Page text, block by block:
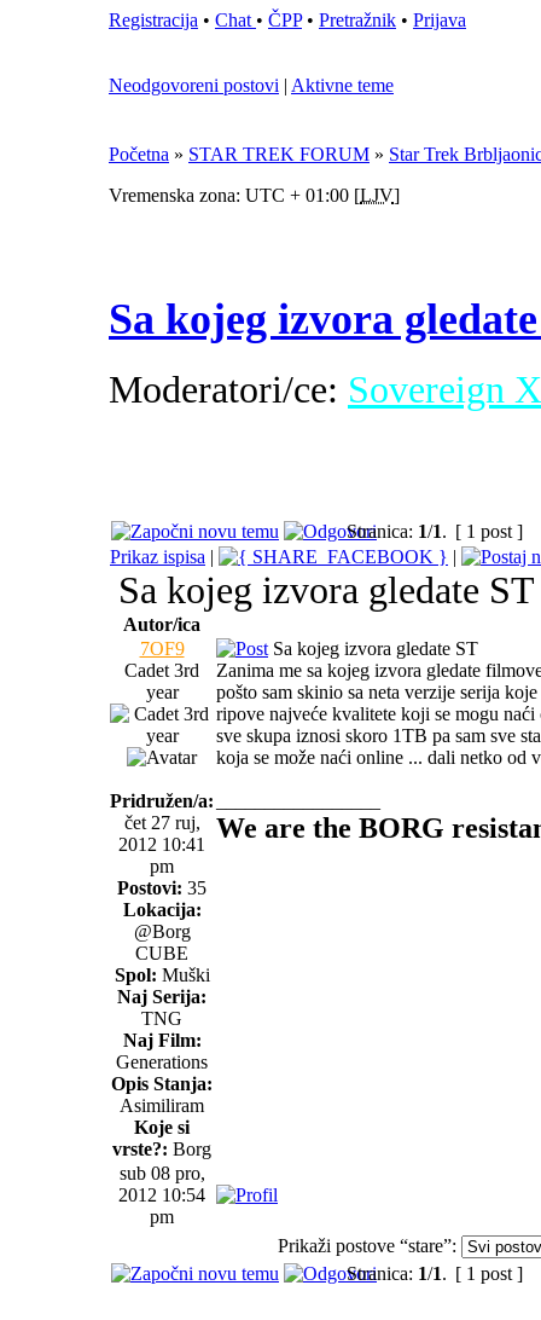
Registracija • Chat • ČPP• Pretražnik • Prijava
Neodgovoreni postovi | Aktivne teme
Početna » STAR TREK FORUM » Star Trek
Vremenska zona: UTC + 01:00 [LJV]
Sa kojeg izvora
Moderatori/ce: Sovereign X
Stranica: 1/1. [ 1 post ]
Prikaz ispisa | |
Sa kojeg izvora gledate
Autor/ica
7OF9
Cadet 3rd
year
Pridružen/a:
čet 27 ruj,
2012 10:41
pm
Postovi: 35
Lokacija:
@Borg
CUBE
Spol: Muški
Naj Serija:
TNG
Naj Film:
Generations
Opis Stanja:
Asimiliram
Koje si
vrste?: Borg
Sa kojeg izvora gledate ST
Zanima me sa kojeg izvora gledate
pošto sam skinio sa neta verzije serija
ripove najveće kvalitete koji se mogu
sve skupa iznosi skoro 1TB pa sam sve
koja se može naći online ... dali netko
We are the BORG
sub 08 pro,
2012 10:54
pm
Prikaži postove “stare”:
Stranica: 1/1. [ 1 post ]